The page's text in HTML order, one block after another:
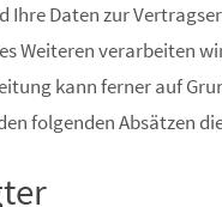
Ihre Daten zur
Weiteren
kann ferner auf
folgenden Absätzen